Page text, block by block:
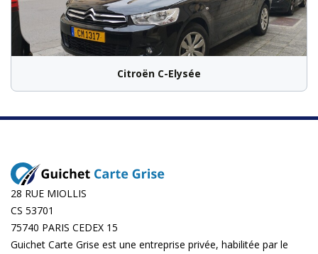
Citroën C-Elysée
28 RUE MIOLLIS
CS 53701
75740 PARIS CEDEX 15
Guichet Carte Grise est une entreprise privée, habilitée par le